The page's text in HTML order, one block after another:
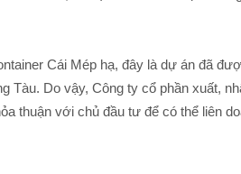
Cái Mép hạ, đây là dự án đã
Tàu. Do vậy, Công ty cổ phần xuất,
thuận với chủ đầu tư để có thể liên